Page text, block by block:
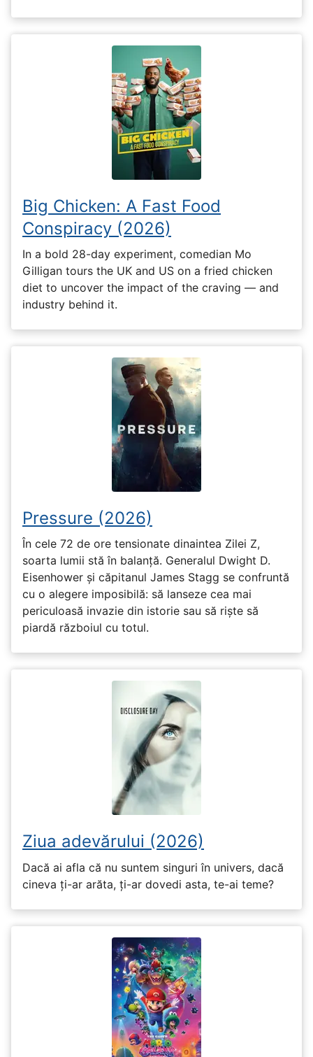
Big Chicken: A Fast Food
Conspiracy (2026)
In a bold 28-day experiment, comedian Mo
Gilligan tours the UK and US on a fried chicken
diet to uncover the impact of the craving — and
industry behind it.
Pressure (2026)
În cele 72 de ore tensionate dinaintea Zilei Z,
soarta lumii stă în balanță. Generalul Dwight D.
Eisenhower și căpitanul James Stagg se confruntă
cu o alegere imposibilă: să lanseze cea mai
periculoasă invazie din istorie sau să riște să
piardă războiul cu totul.
Ziua adevărului (2026)
Dacă ai afla că nu suntem singuri în univers, dacă
cineva ți-ar arăta, ți-ar dovedi asta, te-ai teme?